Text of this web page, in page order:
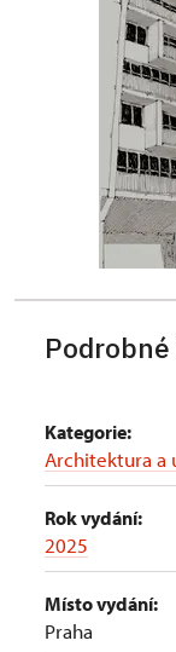
Kategorie:
Architektura a
Rok vydání:
2025
Místo vydání:
Praha